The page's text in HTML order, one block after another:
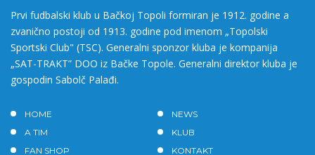
Prvi fudbalski klub u Bačkoj Topoli formiran je 1912. godine a
zvanično postoji od 1913. godine pod imenom „Topolski
Sportski Club" (TSC). Generalni sponzor kluba je kompanija
„SAT-TRAKT” DOO iz Bačke Topole. Generalni direktor kluba je
gospodin Sabolč Palađi.
HOME
NEWS
A TIM
KLUB
FAN SHOP
KONTAKT